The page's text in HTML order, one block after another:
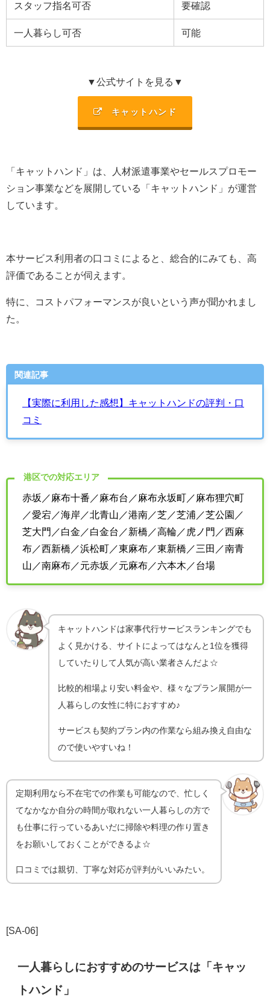
スタッフ指名可否 要確認
一人暮らし可否 可能
▼公式サイトを見る▼
キャットハンド
「キャットハンド」は、
人材派遣事業やセールスプロモー
ション事業などを展開 している「キャットハンド」が運営
しています。
本サービス利用者の口コミによると、総合的にみても、高
評価であることが伺えます。
特に、コストパフォーマンスが良いという声が聞かれまし
た。
関連記事
【実際に利用した感想】キャットハンドの評判・口
コミ
港区での対応エリア
赤坂／麻布十番／麻布台／麻布永坂町／麻布狸穴町
／愛宕／海岸／北青山／港南／芝／芝浦／芝公園／
芝大門／白金／白金台／新橋／高輪／虎ノ門／西麻
布／西新橋／浜松町／東麻布／東新橋／三田／南青
山／南麻布／元赤坂／元麻布／六本木／台場
キャットハンドは家事代行サービスランキングでも
よく見かける、サイトによってはなんと1位を獲得
していたりして人気が高い業者さんだよ☆
比較的相場より安い料金や、様々なプラン展開が一
人暮らしの女性に特におすすめ♪
サービスも契約プラン内の作業なら組み換え自由な
ので使いやすいね！
定期利用なら不在宅での作業も可能なので、忙しく
てなかなか自分の時間が取れない一人暮らしの方で
も仕事に行っているあいだに掃除や料理の作り置き
をお願いしておくことができるよ☆
口コミでは親切、丁寧な対応が評判がいいみたい。
[SA-06]
一人暮らしにおすすめのサービスは「キャッ
トハンド」